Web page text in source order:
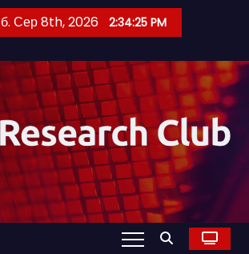
Сер 8th, 2026 2:34:26 PM